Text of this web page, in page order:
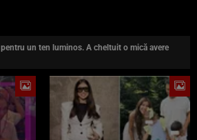
un ten luminos. A cheltuit o mică avere